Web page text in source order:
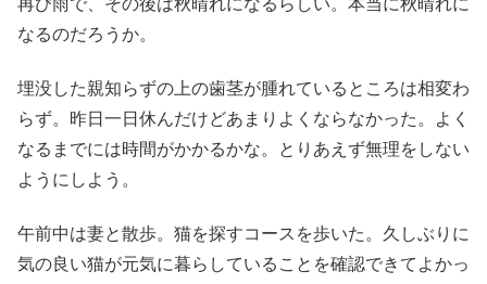
なるのだろうか。
埋没した親知らずの上の歯茎が腫れているところは相変わ
らず。昨日一日休んだけどあまりよくならなかった。よく
なるまでには時間がかかるかな。とりあえず無理をしない
ようにしよう。
午前中は妻と散歩。猫を探すコースを歩いた。久しぶりに
気の良い猫が元気に暮らしていることを確認できてよかっ